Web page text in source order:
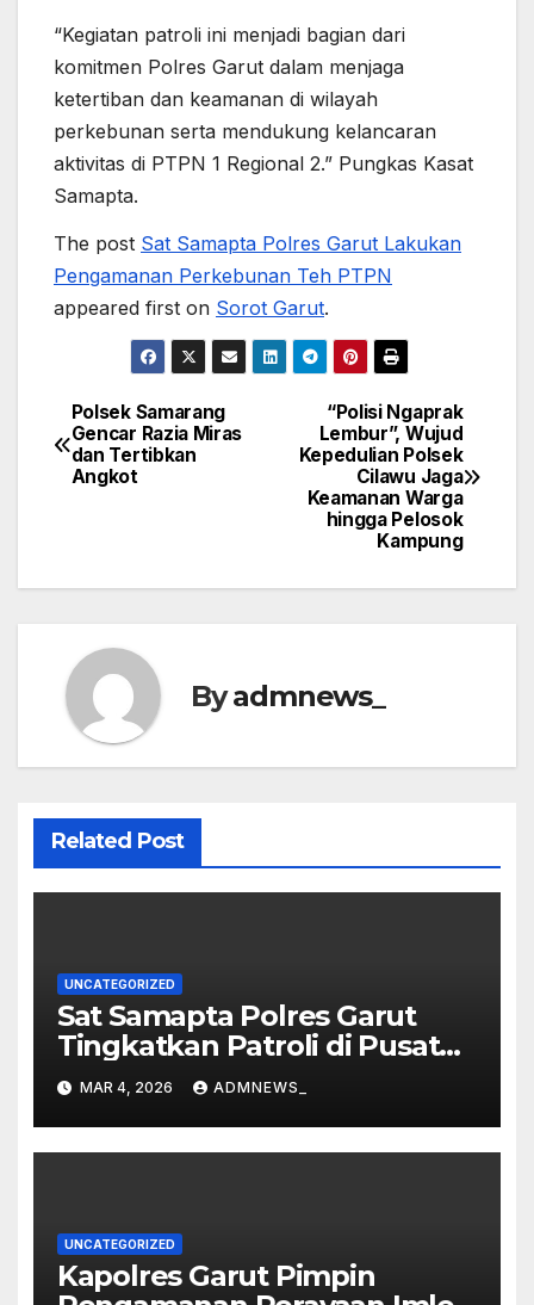
“Kegiatan patroli ini menjadi bagian dari
komitmen Polres Garut dalam menjaga
ketertiban dan keamanan di wilayah
perkebunan serta mendukung kelancaran
aktivitas di PTPN 1 Regional 2.” Pungkas Kasat
Samapta.
The post Sat Samapta Polres Garut Lakukan
Pengamanan Perkebunan Teh PTPN
appeared first on Sorot Garut.
Post
navigation
“Polisi Ngaprak
Lembur”, Wujud
Kepedulian Polsek
Cilawu Jaga
Keamanan Warga
hingga Pelosok
Kampung
Polsek Samarang
Gencar Razia Miras
dan Tertibkan
Angkot
Byadmnews_
Related Post
UNCATEGORIZED
Sat Samapta Polres Garut
Tingkatkan Patroli di Pusat
Perbelanjaan
MAR 4, 2026 ADMNEWS_
UNCATEGORIZED
Kapolres Garut Pimpin